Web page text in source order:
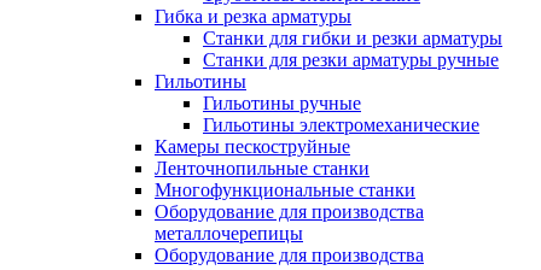
Гибка и резка арматуры
Станки для гибки и резки арматуры
Станки для резки арматуры ручные
Гильотины
Гильотины ручные
Гильотины электромеханические
Камеры пескоструйные
Ленточнопильные станки
Многофункциональные станки
Оборудование для производства
металлочерепицы
Оборудование для производства